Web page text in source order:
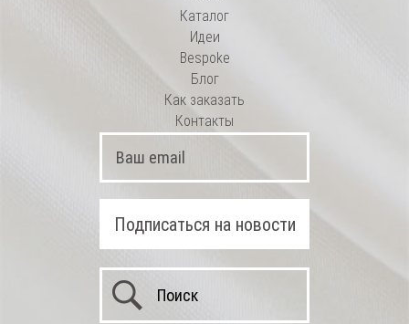
Каталог
Идеи
Bespoke
Блог
Как заказать
Контакты